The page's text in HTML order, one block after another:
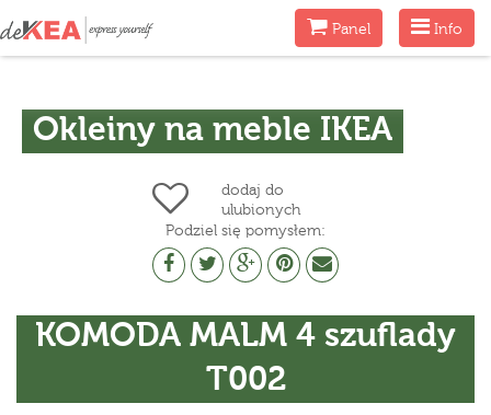
Menu
Info
MenuPanel
Okleiny na meble IKEA
dodaj do
ulubionych
Podziel się pomysłem:
KOMODA MALM 4 szuflady
T002